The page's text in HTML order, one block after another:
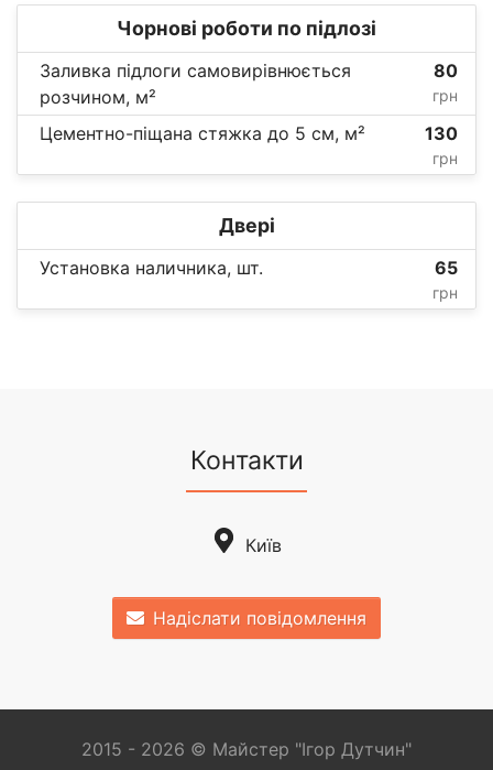
Чорнові роботи по підлозі
Заливка підлоги самовирівнюється
розчином, м²
80
грн
Цементно-піщана стяжка до 5 см, м² 130
грн
Двері
Установка наличника, шт. 65
грн
Контакти
Київ
Надіслати повідомлення
2015 - 2026 © Майстер "Ігор Дутчин"